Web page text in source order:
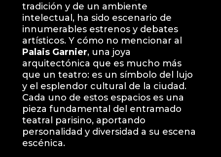
tradición y de un ambiente
intelectual, ha sido escenario de
innumerables estrenos y debates
artísticos. Y cómo no mencionar al
Palais Garnier, una joya
arquitectónica que es mucho más
que un teatro: es un símbolo del lujo
y el esplendor cultural de la ciudad.
Cada uno de estos espacios es una
pieza fundamental del entramado
teatral parisino, aportando
personalidad y diversidad a su escena
escénica.